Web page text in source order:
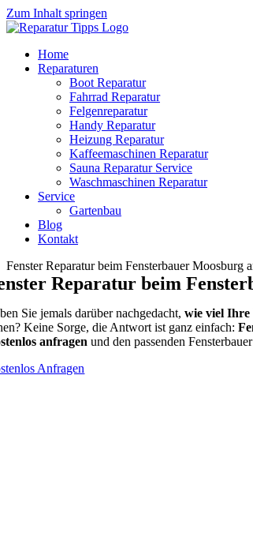
Zum Inhalt springen
Home
Reparaturen
Boot Reparatur
Fahrrad Reparatur
Felgenreparatur
Handy Reparatur
Heizung Reparatur
Kaffeemaschinen Reparatur
Sauna Reparatur Service
Waschmaschinen Reparatur
Service
Gartenbau
Blog
Kontakt
Fenster Reparatur beim Fensterbauer Moosburg
Reparatur beim
Sie jemals darüber nachgedacht,wie viel Ihre
Keine Sorge, die Antwort ist ganz einfach:
anfragen und den passenden
Anfragen